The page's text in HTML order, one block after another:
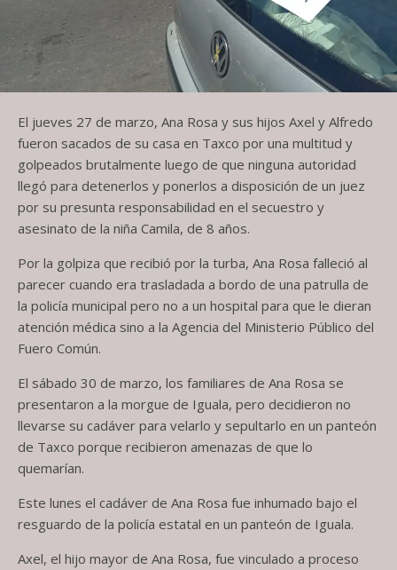
El jueves 27 de marzo, Ana Rosa y sus hijos Axel y Alfredo
fueron sacados de su casa en Taxco por una multitud y
golpeados brutalmente luego de que ninguna autoridad
llegó para detenerlos y ponerlos a disposición de un juez
por su presunta responsabilidad en el secuestro y
asesinato de la niña Camila, de 8 años.
Por la golpiza que recibió por la turba, Ana Rosa falleció al
parecer cuando era trasladada a bordo de una patrulla de
la policía municipal pero no a un hospital para que le dieran
atención médica sino a la Agencia del Ministerio Público del
Fuero Común.
El sábado 30 de marzo, los familiares de Ana Rosa se
presentaron a la morgue de Iguala, pero decidieron no
llevarse su cadáver para velarlo y sepultarlo en un panteón
de Taxco porque recibieron amenazas de que lo
quemarían.
Este lunes el cadáver de Ana Rosa fue inhumado bajo el
resguardo de la policía estatal en un panteón de Iguala.
Axel, el hijo mayor de Ana Rosa, fue vinculado a proceso